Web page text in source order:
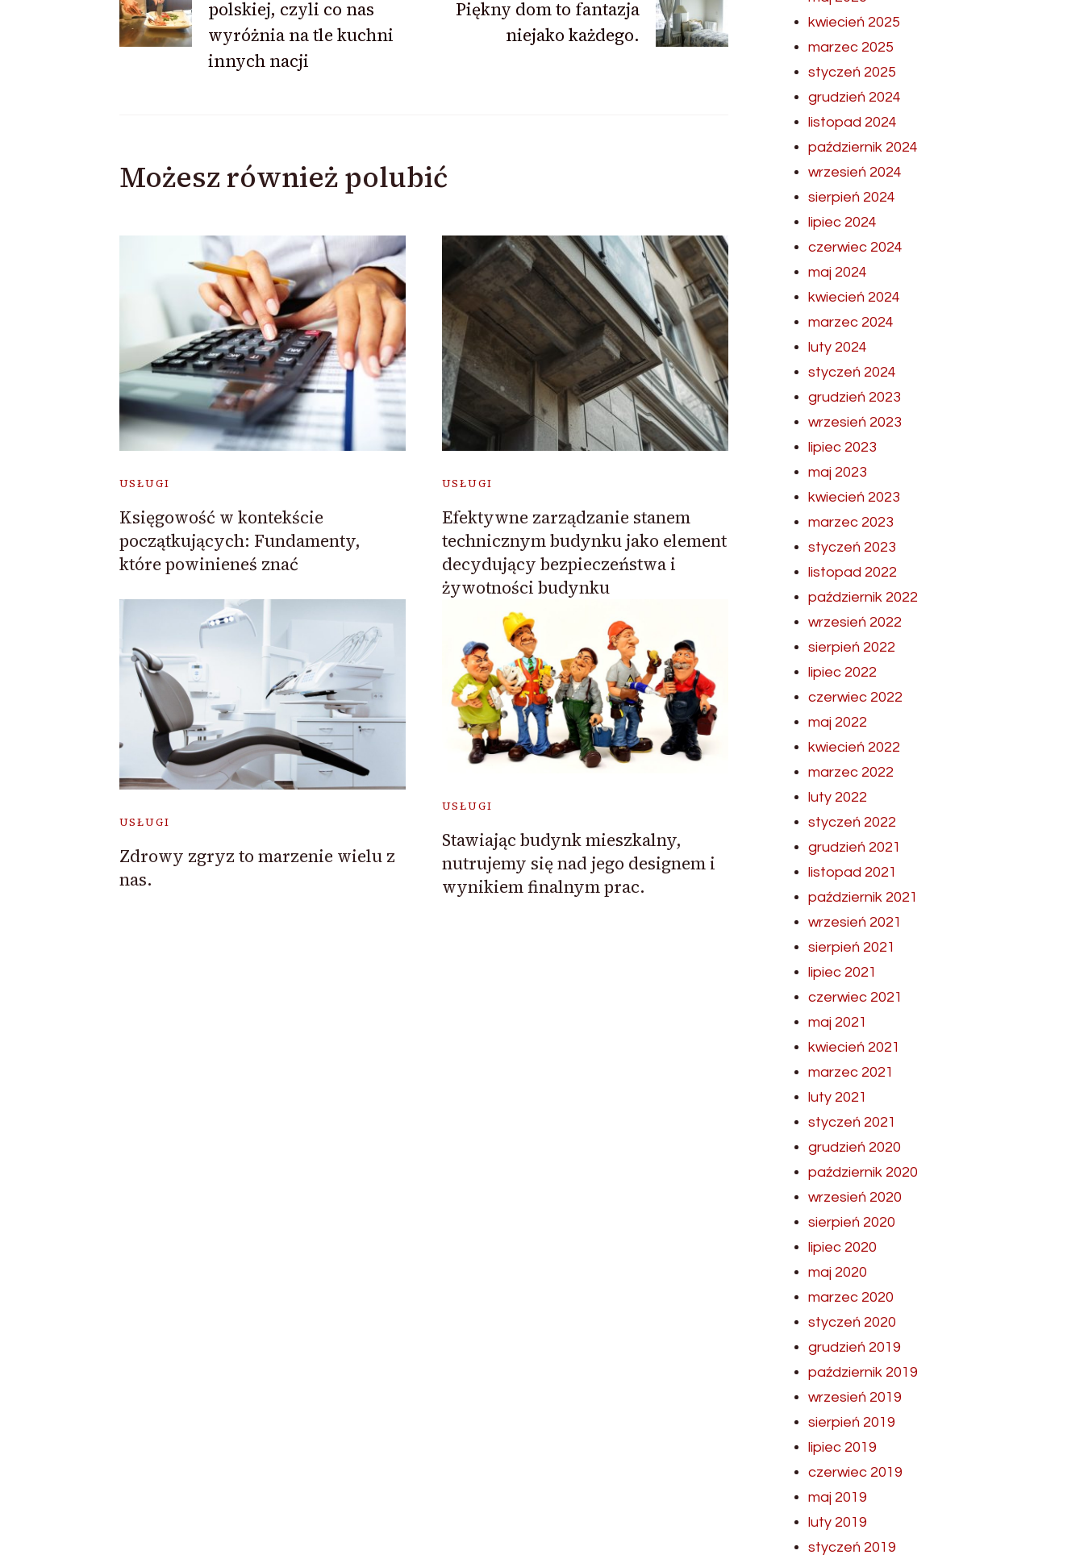
wpisupolskiej, czyli co nas
wyróżnia na tle kuchni
innych nacji
Piękny dom to fantazja
niejako każdego.
Możesz również polubić
USŁUGI
Księgowość w kontekście
początkujących: Fundamenty,
które powinieneś znać
USŁUGI
Efektywne zarządzanie stanem
technicznym budynku jako element
decydujący bezpieczeństwa i
żywotności budynku
USŁUGI
Zdrowy zgryz to marzenie wielu z
nas.
USŁUGI
Stawiając budynk mieszkalny,
nutrujemy się nad jego designem i
wynikiem finalnym prac.
kwiecień 2025
marzec 2025
styczeń 2025
grudzień 2024
listopad 2024
październik 2024
wrzesień 2024
sierpień 2024
lipiec 2024
czerwiec 2024
maj 2024
kwiecień 2024
marzec 2024
luty 2024
styczeń 2024
grudzień 2023
wrzesień 2023
lipiec 2023
maj 2023
kwiecień 2023
marzec 2023
styczeń 2023
listopad 2022
październik 2022
wrzesień 2022
sierpień 2022
lipiec 2022
czerwiec 2022
maj 2022
kwiecień 2022
marzec 2022
luty 2022
styczeń 2022
grudzień 2021
listopad 2021
październik 2021
wrzesień 2021
sierpień 2021
lipiec 2021
czerwiec 2021
maj 2021
kwiecień 2021
marzec 2021
luty 2021
styczeń 2021
grudzień 2020
październik 2020
wrzesień 2020
sierpień 2020
lipiec 2020
maj 2020
marzec 2020
styczeń 2020
grudzień 2019
październik 2019
wrzesień 2019
sierpień 2019
lipiec 2019
czerwiec 2019
maj 2019
luty 2019
styczeń 2019